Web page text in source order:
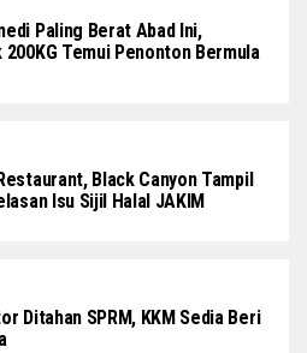
Paling Berat Abad Ini,
200KG Temui Penonton Bermula
Black Canyon Tampil
Isu Sijil Halal JAKIM
Ditahan SPRM, KKM Sedia Beri